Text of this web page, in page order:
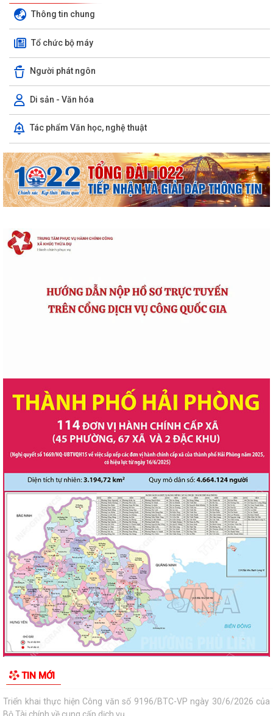
Thông tin chung
Tổ chức bộ máy
Người phát ngôn
Di sản - Văn hóa
Tác phẩm Văn học, nghệ thuật
TIN MỚI
Đảng ủy xã Khúc Thừa Dụ tập huấn nghiệp vụ công tác kiểm tra, giám
sát và kỷ luật của Đảng
Hướng dẫn nộp hồ sơ thủ tục Giải quyết chế độ trợ cấp thờ cúng liệt sĩ.
Hướng dẫn nộp hồ sơ trực tuyến Thủ tục Đăng ký lại khai sinh trên
Cổng Dịch vụ công Quốc gia
Lãnh đạo xã Khúc Thừa Dụ kiểm tra đồng ruộng, chỉ đạo tập trung
phòng trừ sâu bệnh bảo vệ lúa mùa
Hướng dẫn nộp hồ sơ thủ tục hành chính Cấp bản sao Trích lục hộ tịch,
bản sao Giấy khai sinh trên...
Xã Khúc Thừa Dụ triển khai công tác đo đạc, xây dựng cơ sở dữ liệu đất
đai và thu thuế sử dụng đất...
Công khai danh mục thủ tục hành chính được sửa đổi, bổ sung, thay
thế, bị bãi bỏ thuộc phạm vi chức...
thuộc phạm vi chức năng quản lý...
Điều chỉnh kịch bản tăng trưởng 6 tháng cuối năm, quyết tâm đạt
GRDP 13%